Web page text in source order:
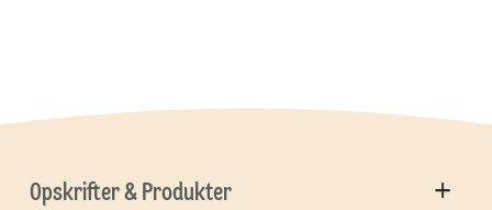
Opskrifter & Produkter